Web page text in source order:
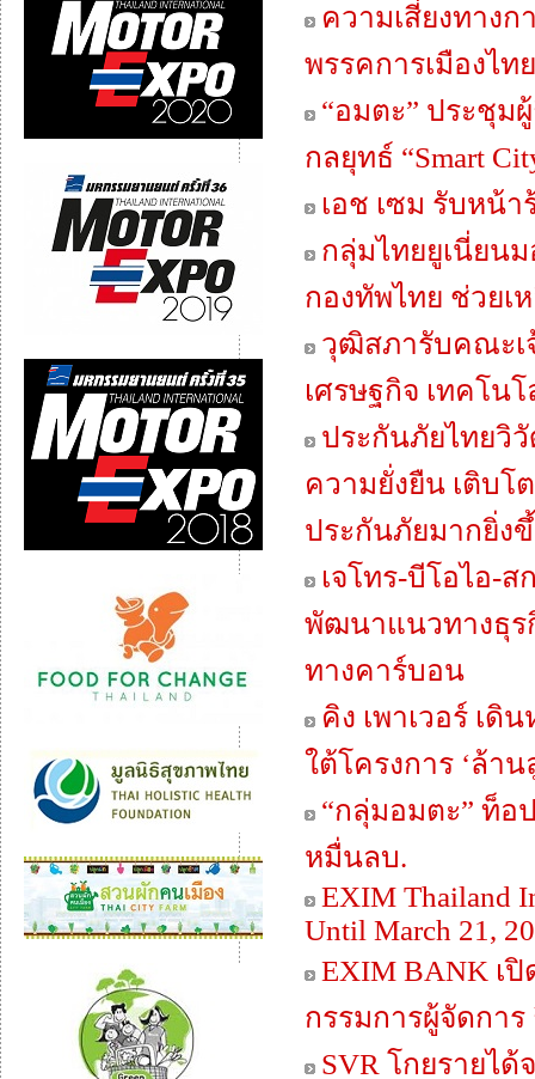
ความเสี่ยงทาง
พรรคการเมืองไทย
“อมตะ” ประชุม
กลยุทธ์ “Smart
เอช เซม รับหน้
กลุ่มไทยยูเนี่ยน
กองทัพไทย ช่วยเ
วุฒิสภารับคณะเ
เศรษฐกิจ เทคโน
ประกันภัยไทยวิ
ความยั่งยืน เติบโ
ประกันภัยมากยิ่ง
เจโทร-บีโอไอ-ส
พัฒนาแนวทางธุร
ทางคาร์บอน
คิง เพาเวอร์ เ
ใต้โครงการ ‘ล้า
“กลุ่มอมตะ” ท็อ
หมื่นลบ.
EXIM Thailand
Until March 21,
EXIM BANK เ
กรรมการผู้จัดกา
SVR โกยรายไ